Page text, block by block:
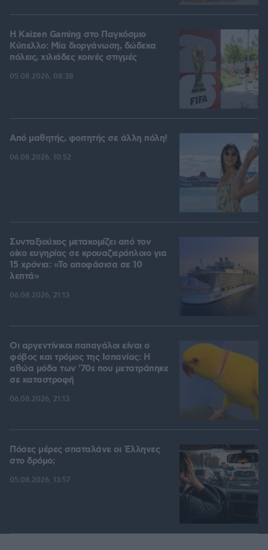
H Kaizen Gaming στο Παγκόσμιο
Kύπελλο: Μία διοργάνωση, δώδεκα
πόλεις, χιλιάδες κοινές στιγμές
05.08.2026, 08:38
Από μαθητής, φοιτητής σε άλλη πόλη!
06.08.2026, 10:52
Συνταξιούχος μετακομίζει από τον
οίκο ευγηρίας σε κρουαζιερόπλοιο για
15 χρόνια: «Το αποφάσισα σε 10
λεπτά»
06.08.2026, 21:13
Οι αργεντίνικοι παπαγάλοι είναι ο
φόβος και τρόμος της Ισπανίας: Η
αθώα μόδα των '70s που μετατράπηκε
σε καταστροφή
06.08.2026, 21:13
Πόσες μέρες σπαταλάνε οι Έλληνες
στο δρόμο;
05.08.2026, 13:57